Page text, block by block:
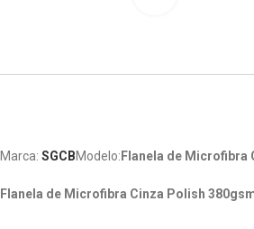
Marca: SGCBModelo: Flanela de Microfibra
Flanela de Microfibra Cinza Polish